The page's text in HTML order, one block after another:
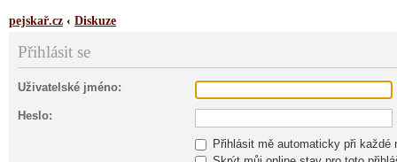
pejskař.cz ‹ Diskuze
Přihlásit se
Uživatelské jméno:
Heslo:
Přihlásit mě automaticky při každé